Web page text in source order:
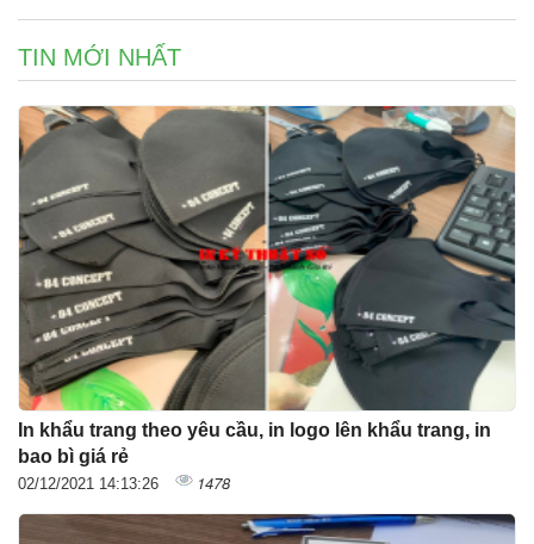
TIN MỚI NHẤT
In khẩu trang theo yêu cầu, in logo lên khẩu trang, in
bao bì giá rẻ
02/12/2021 14:13:26 1478